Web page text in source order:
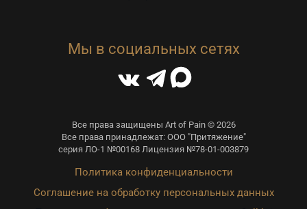
Мы в социальных сетях
Все права защищены Art of Pain © 2026
Все права принадлежат: ООО "Притяжение"
серия ЛО-1 №00168 Лицензия №78-01-003879
Политика конфиденциальности
Соглашение на обработку персональных данных